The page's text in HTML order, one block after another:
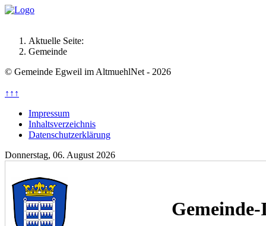
Aktuelle Seite:
Gemeinde
© Gemeinde Egweil im AltmuehlNet - 2026
↑↑↑
Impressum
Inhaltsverzeichnis
Datenschutzerklärung
Donnerstag, 06. August 2026